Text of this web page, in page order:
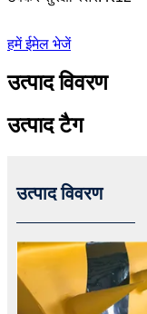
हमें ईमेल भेजें
उत्पाद विवरण
उत्पाद टैग
उत्पाद विवरण